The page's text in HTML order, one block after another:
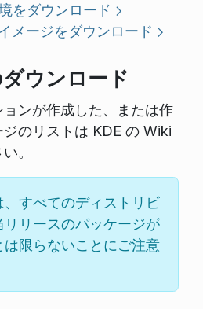
をダウンロード
メージをダウンロード
ウンロード
ンが作成した、または作
のリストは KDE の Wiki
。
、すべてのディストリビ
リリースのパッケージが
限らないことにご注意